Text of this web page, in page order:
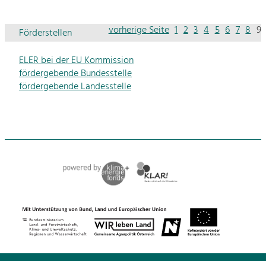
vorherige Seite 1 2 3 4 5 6 7 8 9
Förderstellen
ELER bei der EU Kommission
fördergebende Bundesstelle
fördergebende Landesstelle